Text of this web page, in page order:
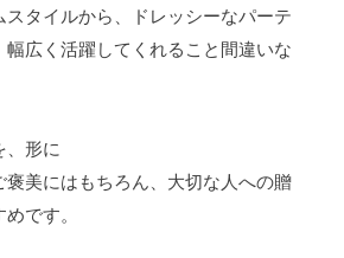
スタイルから、ドレッシーなパーテ
幅広く活躍してくれること間違いな
、形に
褒美にはもちろん、大切な人への贈
です。